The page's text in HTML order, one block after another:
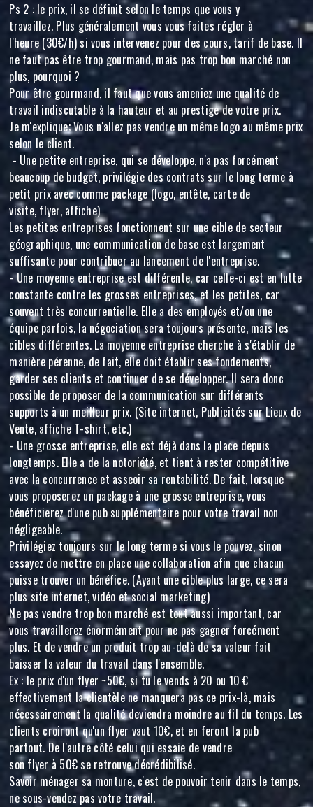
Ps 2 : le prix, il se définit selon le temps que vous y
travaillez. Plus généralement vous vous faites régler à
l'heure (30€/h) si vous intervenez pour des cours, tarif de base. Il
ne faut pas être trop gourmand, mais pas trop bon marché non
plus, pourquoi ?
Pour être gourmand, il faut que vous ameniez une qualité de
travail indiscutable à la hauteur et au prestige de votre prix.
Je m'explique; Vous n'allez pas vendre un même logo au même prix
selon le client.
- Une petite entreprise, qui se développe, n'a pas forcément
beaucoup de budget, privilégie des contrats sur le long terme à
petit prix avec comme package (logo, entête, carte de
visite, flyer, affiche)
Les petites entreprises fonctionnent sur une cible de secteur
géographique, une communication de base est largement
suffisante pour contribuer au lancement de l'entreprise.
- Une moyenne entreprise est différente, car celle-ci est en lutte
constante contre les grosses entreprises, et les petites, car
souvent très concurrentielle. Elle a des employés et/ou une
équipe parfois, la négociation sera toujours présente, mais les
cibles différentes. La moyenne entreprise cherche à s'établir de
manière pérenne, de fait, elle doit établir ses fondements,
garder ses clients et continuer de se développer. Il sera donc
possible de proposer de la communication sur différents
supports à un meilleur prix. (Site internet, Publicités sur Lieux de
Vente, affiche T-shirt, etc.)
- Une grosse entreprise, elle est déjà dans la place depuis
longtemps. Elle a de la notoriété, et tient à rester compétitive
avec la concurrence et asseoir sa rentabilité. De fait, lorsque
vous proposerez un package à une grosse entreprise, vous
bénéficierez d'une pub supplémentaire pour votre travail non
négligeable.
Privilégiez toujours sur le long terme si vous le pouvez, sinon
essayez de mettre en place une collaboration afin que chacun
puisse trouver un bénéfice. (Ayant une cible plus large, ce sera
plus site internet, vidéo et social marketing)
Ne pas vendre trop bon marché est tout aussi important, car
vous travaillerez énormément pour ne pas gagner forcément
plus. Et de vendre un produit trop au-delà de sa valeur fait
baisser la valeur du travail dans l'ensemble.
Ex : le prix d'un flyer ~50€, si tu le vends à 20 ou 10 €
effectivement la clientèle ne manquera pas ce prix-là, mais
nécessairement la qualité deviendra moindre au fil du temps. Les
clients croiront qu'un flyer vaut 10€, et en feront la pub
partout. De l'autre côté celui qui essaie de vendre
son flyer à 50€ se retrouve décrédibilisé.
Savoir ménager sa monture, c'est de pouvoir tenir dans le temps,
ne sous-vendez pas votre travail.